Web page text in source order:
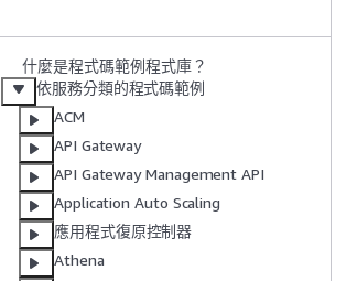
什麼是程式碼範例程式庫？
依服務分類的程式碼範例
ACM
API Gateway
API Gateway Management API
Application Auto Scaling
應用程式復原控制器
Athena